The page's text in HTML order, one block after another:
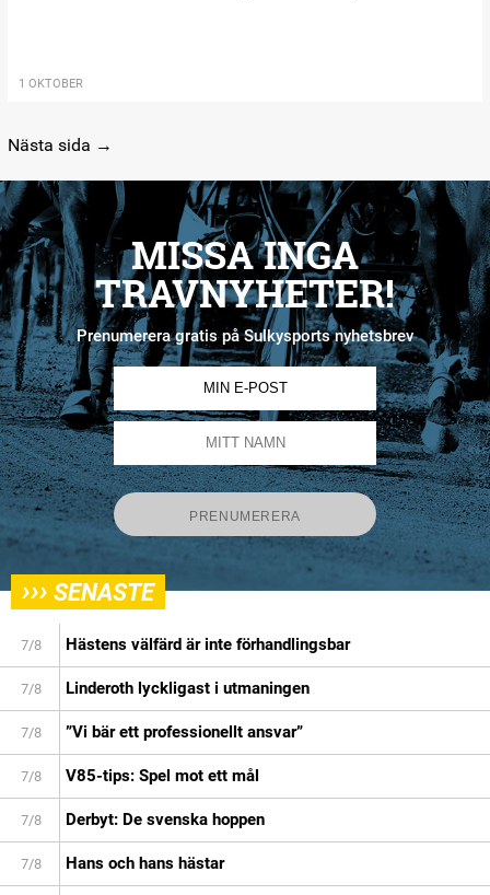
1 OKTOBER
Nästa sida →
MISSA INGA
TRAVNYHETER!
Prenumerera gratis på Sulkysports nyhetsbrev
››› SENASTE
7/8 Hästens välfärd är inte förhandlingsbar
7/8 Linderoth lyckligast i utmaningen
7/8 ”Vi bär ett professionellt ansvar”
7/8 V85-tips: Spel mot ett mål
7/8 Derbyt: De svenska hoppen
7/8 Hans och hans hästar